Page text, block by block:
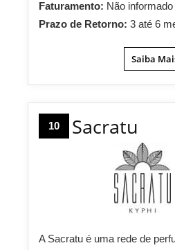
Faturamento: Não informado
Prazo de Retorno: 3 até 6
Saiba
10 Sacratu
A Sacratu é uma rede de